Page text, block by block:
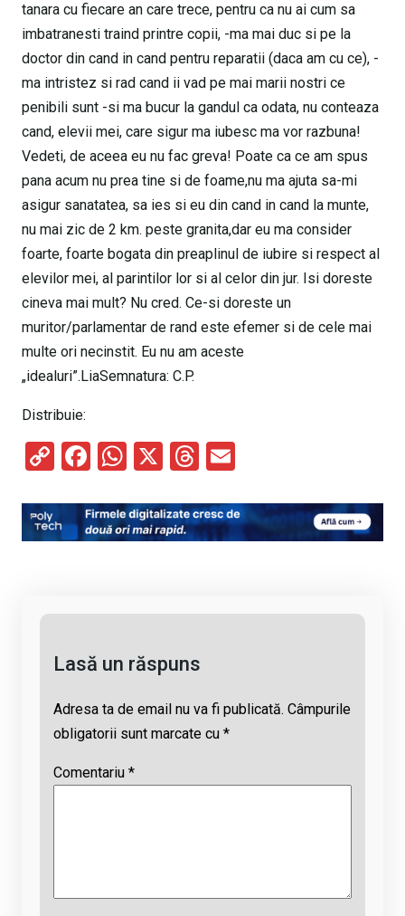
tanara cu fiecare an care trece, pentru ca nu ai cum sa
imbatranesti traind printre copii, -ma mai duc si pe la
doctor din cand in cand pentru reparatii (daca am cu ce), -
ma intristez si rad cand ii vad pe mai marii nostri ce
penibili sunt -si ma bucur la gandul ca odata, nu conteaza
cand, elevii mei, care sigur ma iubesc ma vor razbuna!
Vedeti, de aceea eu nu fac greva! Poate ca ce am spus
pana acum nu prea tine si de foame,nu ma ajuta sa-mi
asigur sanatatea, sa ies si eu din cand in cand la munte,
nu mai zic de 2 km. peste granita,dar eu ma consider
foarte, foarte bogata din preaplinul de iubire si respect al
elevilor mei, al parintilor lor si al celor din jur. Isi doreste
cineva mai mult? Nu cred. Ce-si doreste un
muritor/parlamentar de rand este efemer si de cele mai
multe ori necinstit. Eu nu am aceste
„idealuri”.LiaSemnatura: C.P.
Distribuie:
C
py
Li
F
ce
b
W
at
s
X
T
e
a
ail
Lasă un răspuns
Adresa ta de email nu va fi publicată. Câmpurile
obligatorii sunt marcate cu *
Comentariu *